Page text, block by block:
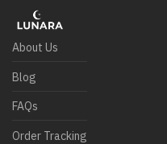
About Us
Blog
FAQs
Order Tracking